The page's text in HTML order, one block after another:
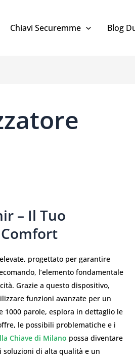
Chiavi Securemme Blog
– Il Tuo
progettato per garantire
l’elemento fondamentale
Grazie a questo dispositivo,
funzioni avanzate per un
1000 parole, esplora in dettaglio le
le possibili problematiche e i
Chiave di Milano possa diventare
soluzioni di alta qualità e un